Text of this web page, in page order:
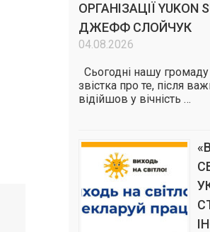
ОРГАНІЗАЦІЇ YUKON
ДЖЕФФ СЛОЙЧУК
04.08.2026
Сьогодні нашу
звістка про те, після
відійшов у вічність …